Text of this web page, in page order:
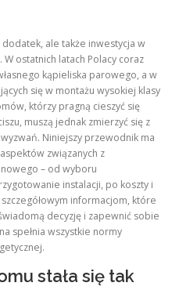
ale także inwestycja w
ostatnich latach Polacy coraz
kąpieliska parowego, a w
się w montażu wysokiej klasy
którzy pragną cieszyć się
muszą jednak zmierzyć się z
Niniejszy przewodnik ma
związanych z
– od wyboru
instalacji, po koszty i
informacjom, które
decyzję i zapewnić sobie
spełnia wszystkie normy
stała się tak